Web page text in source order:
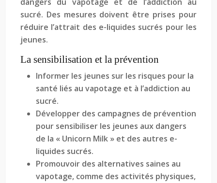
sucré. Des mesures doivent être prises pour
réduire l’attrait des e-liquides sucrés pour les
jeunes.
La sensibilisation et la prévention
Informer les jeunes sur les risques pour la
santé liés au vapotage et à l’addiction au
sucré.
Développer des campagnes de prévention
pour sensibiliser les jeunes aux dangers
de la « Unicorn Milk » et des autres e-
liquides sucrés.
Promouvoir des alternatives saines au
vapotage, comme des activités physiques,